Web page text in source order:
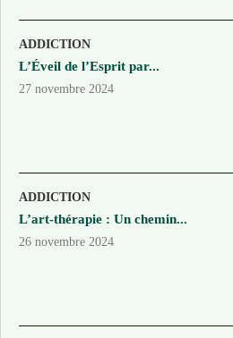
ADDICTION
L’Éveil de l’Esprit par...
27 novembre 2024
ADDICTION
L’art-thérapie : Un chemin...
26 novembre 2024